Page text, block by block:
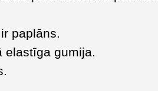
paplāns.
elastīga gumija.